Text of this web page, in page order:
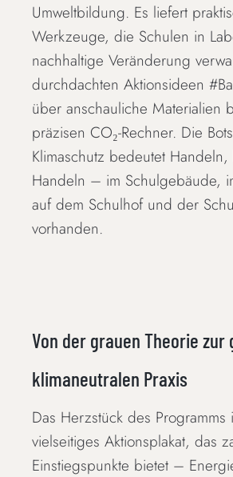
Umweltbildung. Es liefert
Werkzeuge, die Schulen in
nachhaltige Veränderung
durchdachten Aktionsideen
über anschauliche Materialien
präzisen CO₂-Rechner. Die
Klimaschutz bedeutet Handeln,
Handeln – im Schulgebäude,
auf dem Schulhof und der
vorhanden.
Von der grauen Theorie zur
klimaneutralen Praxis
Das Herzstück des Programms
vielseitiges Aktionsplakat, das
Einstiegspunkte bietet –